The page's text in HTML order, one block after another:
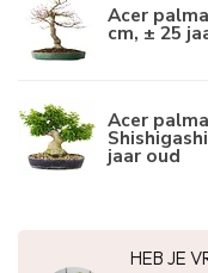
Acer
cm, ± 25
Acer
jaar oud
HEB JE